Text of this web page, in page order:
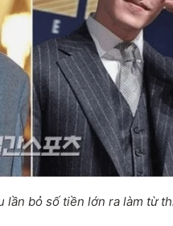
lần bỏ số tiền lớn ra làm từ